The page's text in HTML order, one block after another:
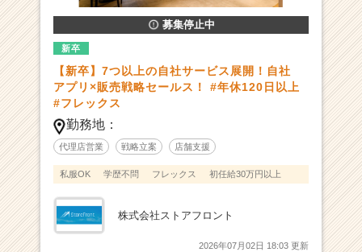
サ
を
展
る
成
I
募集停止中
新卒
【新卒】7つ以上の自社サービス展開！自社
アプリ×販売戦略セールス！ #年休120日以上
#フレックス
勤務地：
代理店営業 戦略立案 店舗支援
私服OK 学歴不問 フレックス 初任給30万円以上
株式会社ストアフロント
2026年07月02日 18:03 更新